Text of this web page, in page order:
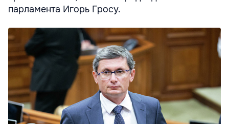
парламента Игорь Гросу.